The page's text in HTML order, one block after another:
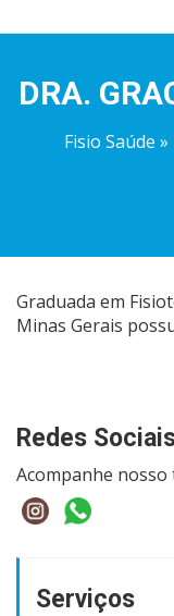
DRA.
Fisio Saúde »
Graduada em
Minas Gerais
Redes
Acompanhe
Serviços